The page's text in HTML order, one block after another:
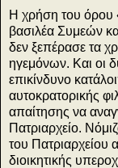
Η χρήση του όρου
βασιλέα Συμεών
δεν ξεπέρασε τα
ηγεμόνων. Και οι
επικίνδυνο
αυτοκρατορικής
απαίτησης να
Πατριαρχείο.
του Πατριαρχείου
διοικητικής